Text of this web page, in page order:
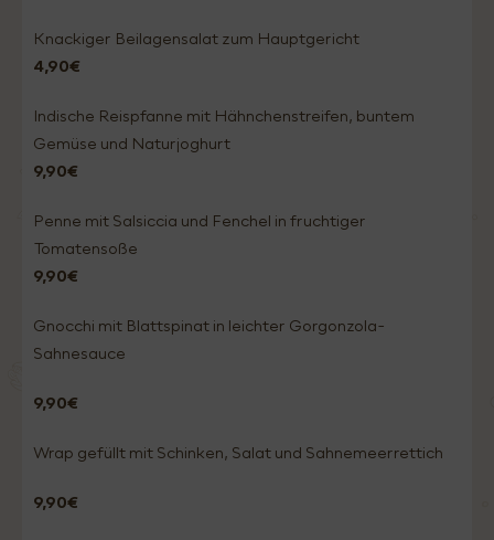
Knackiger Beilagensalat zum Hauptgericht
4,90€
Indische Reispfanne mit Hähnchenstreifen, buntem
Gemüse und Naturjoghurt
9,90€
Penne mit Salsiccia und Fenchel in fruchtiger
Tomatensoße
9,90€
Gnocchi mit Blattspinat in leichter Gorgonzola-
Sahnesauce
9,90€
Wrap gefüllt mit Schinken, Salat und Sahnemeerrettich
9,90€